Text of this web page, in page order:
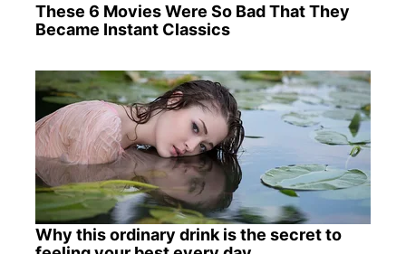
These 6 Movies Were So Bad That They
Became Instant Classics
Why this ordinary drink is the secret to